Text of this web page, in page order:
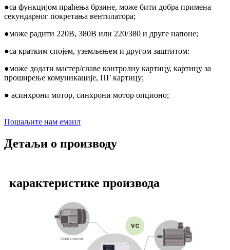
●са функцијом праћења брзине, може бити добра примена
секундарног покретања вентилатора;
●може радити 220В, 380В или 220/380 и друге напоне;
●са кратким спојем, уземљењем и другом заштитом:
●може додати мастер/славе контролну картицу, картицу за
проширење комуникације, ПГ картицу;
● асинхрони мотор, синхрони мотор опционо;
Пошаљите нам емаил
Детаљи о производу
карактеристике производа